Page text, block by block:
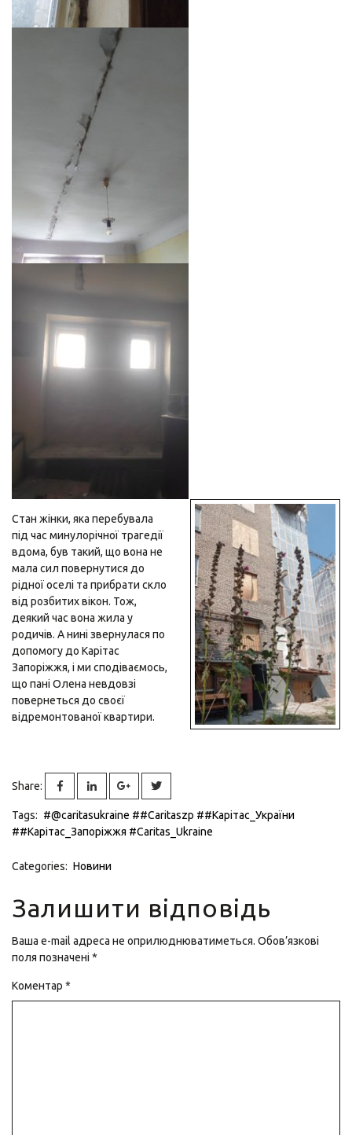
Стан жінки, яка перебувала
під час минулорічної трагедії
вдома, був такий, що вона не
мала сил повернутися до
рідної оселі та прибрати скло
від розбитих вікон. Тож,
деякий час вона жила у
родичів. А нині звернулася по
допомогу до Карітас
Запоріжжя, і ми сподіваємось,
що пані Олена невдовзі
повернеться до своєї
відремонтованої квартири.
Share:
Tags: #@caritasukraine ##Caritaszp ##Карітаc_України
##Карітас_Запоріжжя #Caritas_Ukraine
Categories: Новини
Залишити відповідь
Ваша e-mail адреса не оприлюднюватиметься. Обов’язкові
поля позначені *
Коментар *